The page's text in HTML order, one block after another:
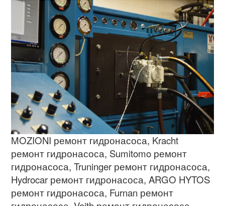
MOZIONI ремонт гидронасоса, Kracht
ремонт гидронасоса, Sumitomo ремонт
гидронасоса, Truninger ремонт гидронасоса,
Hydrocar ремонт гидронасоса, ARGO HYTOS
ремонт гидронасоса, Furnan ремонт